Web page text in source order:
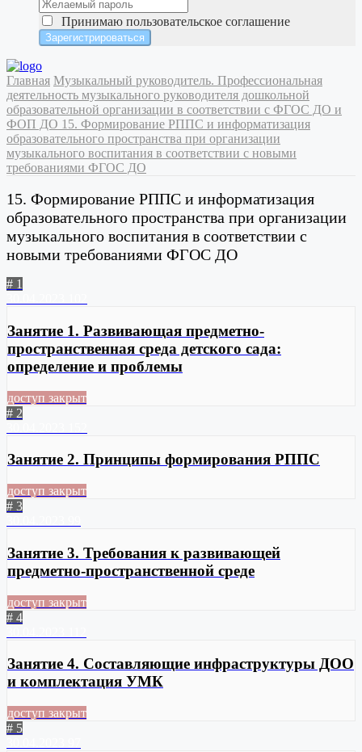
Принимаю пользовательское соглашение
Главная Музыкальный руководитель. Профессиональная
деятельность музыкального руководителя дошкольной
образовательной организации в соответствии с ФГОС ДО и
ФОП ДО 15. Формирование РППС и информатизация
образовательного пространства при организации
музыкального воспитания в соответствии с новыми
требованиями ФГОС ДО
15. Формирование РППС и информатизация
образовательного пространства при организации
музыкального воспитания в соответствии с
новыми требованиями ФГОС ДО
# 1
Занятие 1. Развивающая предметно-
пространственная среда детского сада:
определение и проблемы
доступ закрыт
# 2
Занятие 2. Принципы формирования РППС
доступ закрыт
# 3
Занятие 3. Требования к развивающей
предметно-пространственной среде
доступ закрыт
# 4
Занятие 4. Составляющие инфраструктуры ДОО
и комплектация УМК
доступ закрыт
# 5